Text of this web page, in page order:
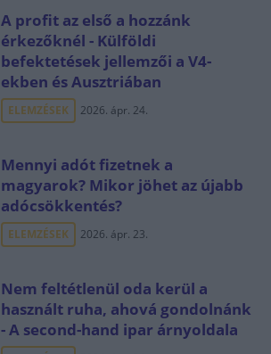
A profit az első a hozzánk
érkezőknél - Külföldi
befektetések jellemzői a V4-
ekben és Ausztriában
ELEMZÉSEK 2026. ápr. 24.
Mennyi adót fizetnek a
magyarok? Mikor jöhet az újabb
adócsökkentés?
ELEMZÉSEK 2026. ápr. 23.
Nem feltétlenül oda kerül a
használt ruha, ahová gondolnánk
- A second-hand ipar árnyoldala